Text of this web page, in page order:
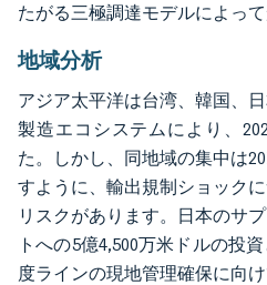
たがる三極調達モデルによっ
地域分析
アジア太平洋は台湾、韓国、
製造エコシステムにより、
た。しかし、同地域の集中は
すように、輸出規制ショック
リスクがあります。日本のサ
トへの5億4,500万米ドルの投
度ラインの現地管理確保に向